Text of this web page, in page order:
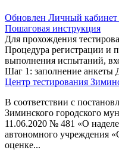
Обновлен Личный
Пошаговая инструкция
Для прохождения
Процедура регистрации и
выполнения испытаний,
Шаг 1: заполнение анкеты
Центр тестирования
В соответствии с
Зиминского городского
11.06.2020 № 481 «О
автономного учреждения
оценке...